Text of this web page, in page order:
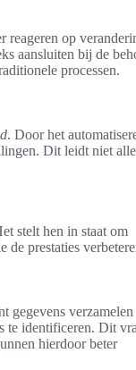
reageren op
aansluiten bij de
processen.
. Door het
Dit leidt niet
stelt hen in staat om
de prestaties
gegevens verzamelen
te identificeren. Dit
hierdoor beter